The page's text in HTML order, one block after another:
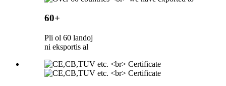
60+
Pli ol 60 landoj
ni eksportis al